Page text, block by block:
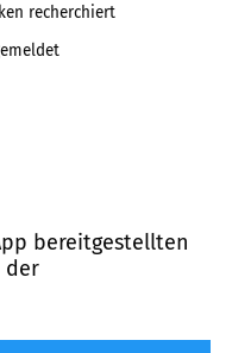
recherchiert
bereitgestellten
der